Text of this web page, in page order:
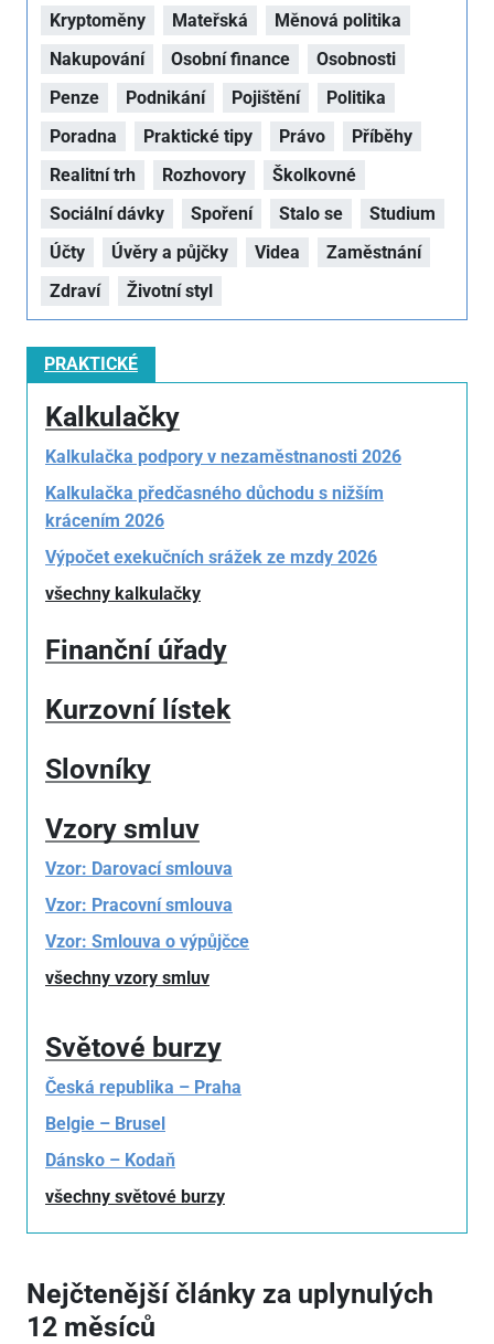
Kryptoměny Mateřská
Měnová politika
Nakupování
Osobní finance
Osobnosti
Penze
Podnikání Pojištění
Politika
Poradna
Praktické tipy Právo
Příběhy
Realitní trh
Rozhovory
Školkovné
Sociální dávky
Spoření Stalo se
Studium
Účty
Úvěry a půjčky Videa
Zaměstnání
Zdraví
Životní styl
PRAKTICKÉ
Kalkulačky
Kalkulačka podpory v nezaměstnanosti 2026
Kalkulačka předčasného důchodu s nižším
krácením 2026
Výpočet exekučních srážek ze mzdy 2026
všechny kalkulačky
Finanční úřady
Kurzovní lístek
Slovníky
Vzory smluv
Vzor: Darovací smlouva
Vzor: Pracovní smlouva
Vzor: Smlouva o výpůjčce
všechny vzory smluv
Světové burzy
Česká republika – Praha
Belgie – Brusel
Dánsko – Kodaň
všechny světové burzy
Nejčtenější články za uplynulých
12 měsíců